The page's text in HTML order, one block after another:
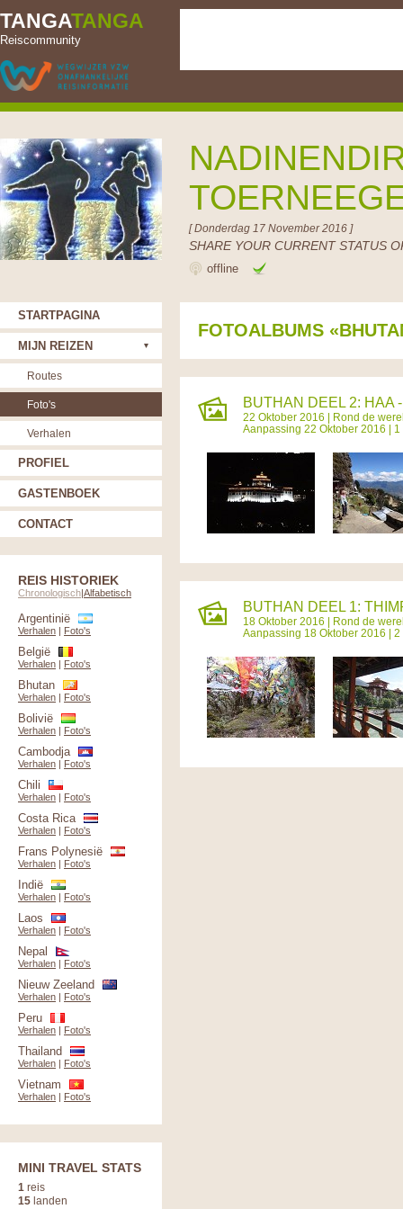
TANGATANGA
Reiscommunity
[ Donderdag 17 November 2016 ]
SHARE YOUR CURRENT STATUS
offline
FOTOALBUMS
BUTHAN DEEL 2: HAA
22 Oktober 2016 | Rond de
Aanpassing 22 Oktober 2016 | 1
BUTHAN DEEL 1:
18 Oktober 2016 | Rond de
Aanpassing 18 Oktober 2016 | 2
STARTPAGINA
MIJN REIZEN
Routes
Foto's
Verhalen
PROFIEL
GASTENBOEK
CONTACT
REIS HISTORIEK
Chronologisch|Alfabetisch
Argentinië
Verhalen | Foto's
België
Verhalen | Foto's
Bhutan
Verhalen | Foto's
Bolivië
Verhalen | Foto's
Cambodja
Verhalen | Foto's
Chili
Verhalen | Foto's
Costa Rica
Verhalen | Foto's
Frans Polynesië
Verhalen | Foto's
Indië
Verhalen | Foto's
Laos
Verhalen | Foto's
Nepal
Verhalen | Foto's
Nieuw Zeeland
Verhalen | Foto's
Peru
Verhalen | Foto's
Thailand
Verhalen | Foto's
Vietnam
Verhalen | Foto's
MINI TRAVEL STATS
1 reis
15 landen